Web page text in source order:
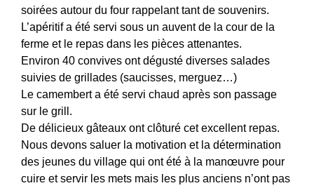
soirées autour du four rappelant tant de souvenirs.
L’apéritif a été servi sous un auvent de la cour de la
ferme et le repas dans les pièces attenantes.
Environ 40 convives ont dégusté diverses salades
suivies de grillades (saucisses, merguez…)
Le camembert a été servi chaud après son passage
sur le grill.
De délicieux gâteaux ont clôturé cet excellent repas.
Nous devons saluer la motivation et la détermination
des jeunes du village qui ont été à la manœuvre pour
cuire et servir les mets mais les plus anciens n’ont pas